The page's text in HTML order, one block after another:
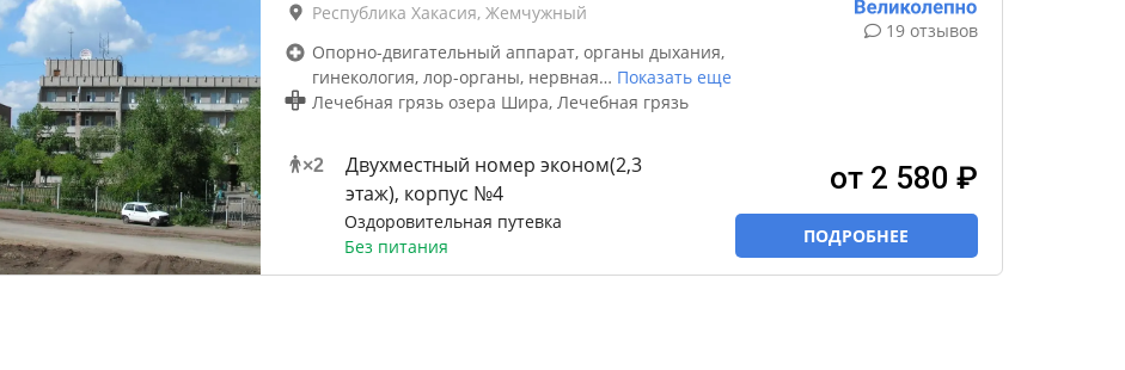
Республика Хакасия, Жемчужный
Опорно-двигательный аппарат, органы дыхания,
гинекология, лор-органы, нервная… Показать еще
Лечебная грязь озера Шира, Лечебная грязь
×2
Двухместный номер эконом(2,3
этаж), корпус №4
Оздоровительная путевка
Без питания
19 отзывов
от 2 580 ₽
ПОДРОБНЕЕ